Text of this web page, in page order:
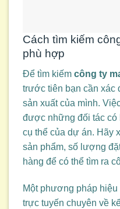
Cách tìm kiếm
phù hợp
Để tìm kiếm công ty
trước tiên bạn cần xác
sản xuất của mình.
được những đối tác có
cụ thể của dự án. Hãy
sản phẩm, số lượng
hàng để có thể tìm ra
Một phương pháp
trực tuyến chuyên về